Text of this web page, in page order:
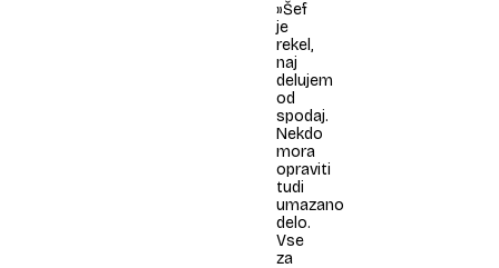
»Šef
je
rekel,
naj
delujem
od
spodaj.
Nekdo
mora
opraviti
tudi
umazano
delo.
Vse
za